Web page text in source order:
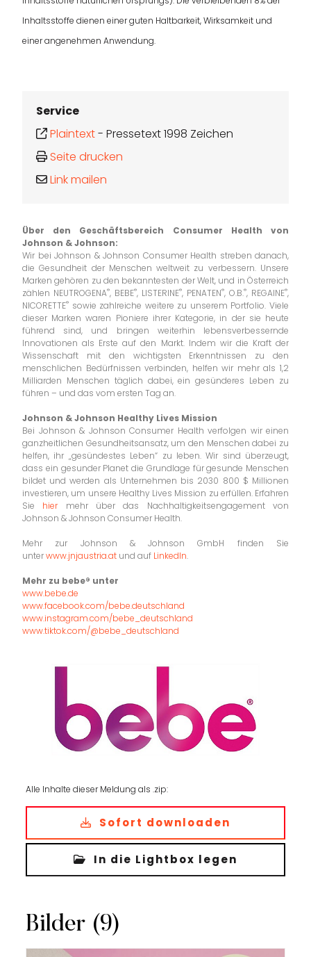
Inhaltsstoffe dienen einer guten Haltbarkeit, Wirksamkeit und
einer angenehmen Anwendung.
Service
Plaintext- Pressetext 1998 Zeichen
Seite drucken
Link mailen
Über den Geschäftsbereich Consumer Health von
Johnson & Johnson:
Wir bei Johnson & Johnson Consumer Health streben danach,
die Gesundheit der Menschen weltweit zu verbessern. Unsere
Marken gehören zu den bekanntesten der Welt, und in Österreich
zählen NEUTROGENA®, BEBE®, LISTERINE®, PENATEN®, O.B.®, REGAINE®,
NICORETTE® sowie zahlreiche weitere zu unserem Portfolio. Viele
dieser Marken waren Pioniere ihrer Kategorie, in der sie heute
führend sind, und bringen weiterhin lebensverbessernde
Innovationen als Erste auf den Markt. Indem wir die Kraft der
Wissenschaft mit den wichtigsten Erkenntnissen zu den
menschlichen Bedürfnissen verbinden, helfen wir mehr als 1,2
Milliarden Menschen täglich dabei, ein gesünderes Leben zu
führen – und das vom ersten Tag an.
Johnson & Johnson Healthy Lives Mission
Bei Johnson & Johnson Consumer Health verfolgen wir einen
ganzheitlichen Gesundheitsansatz, um den Menschen dabei zu
helfen, ihr „gesündestes Leben“ zu leben. Wir sind überzeugt,
dass ein gesunder Planet die Grundlage für gesunde Menschen
bildet und werden als Unternehmen bis 2030 800 $ Millionen
investieren, um unsere Healthy Lives Mission zu erfüllen. Erfahren
Sie hiermehr über das Nachhaltigkeitsengagement von
Johnson & Johnson Consumer Health.
Mehr zur Johnson & Johnson GmbH finden Sie
unterwww.jnjaustria.at und auf LinkedIn.
Mehr zu bebe® unter
www.bebe.de
www.facebook.com/bebe.deutschland
www.instagram.com/bebe_deutschland
www.tiktok.com/@bebe_deutschland
Alle Inhalte dieser Meldung als .zip:
Sofort downloaden
In die Lightbox legen
Bilder (9)